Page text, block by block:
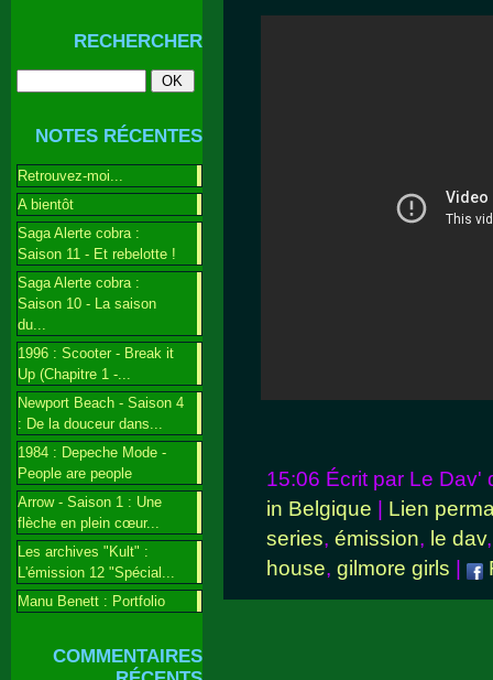
RECHERCHER
NOTES RÉCENTES
Retrouvez-moi...
A bientôt
Saga Alerte cobra :
Saison 11 - Et rebelotte !
Saga Alerte cobra :
Saison 10 - La saison
du...
1996 : Scooter - Break it
Up (Chapitre 1 -...
Newport Beach - Saison 4
: De la douceur dans...
1984 : Depeche Mode -
People are people
Arrow - Saison 1 : Une
flèche en plein cœur...
Les archives "Kult" :
L'émission 12 "Spécial...
Manu Benett : Portfolio
COMMENTAIRES
15:06 Écrit par Le Dav'
in Belgique
Lien
series, émission, le dav
house, gilmore girls